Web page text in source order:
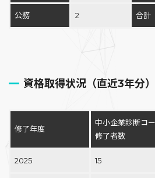
公務 2 合計
資格取得状況（直近3年分）
修了年度
中小企業診断コ
修了者数
2025 15